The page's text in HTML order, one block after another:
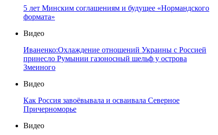
5 лет Минским соглашениям и будущее «Нормандского
формата»
Видео
Иваненко:Охлаждение отношений Украины с Россией
принесло Румынии газоносный шельф у острова
Змеиного
Видео
Как Россия завоёвывала и осваивала Северное
Причерноморье
Видео